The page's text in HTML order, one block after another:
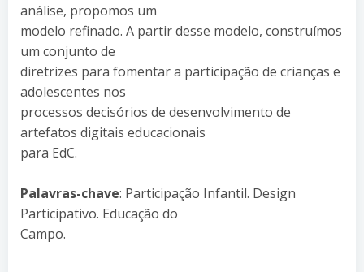
análise, propomos um
modelo refinado. A partir desse modelo, construímos
um conjunto de
diretrizes para fomentar a participação de crianças e
adolescentes nos
processos decisórios de desenvolvimento de
artefatos digitais educacionais
para EdC.
Palavras-chave: Participação Infantil. Design
Participativo. Educação do
Campo.